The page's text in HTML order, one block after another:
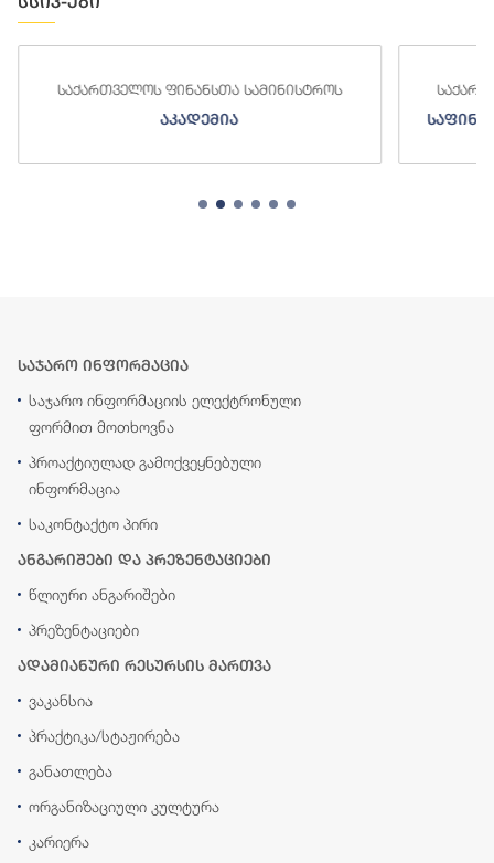
საქართველოს ფინანსთა სამინისტროს
აკადემია
საჯარო ინფორმაცია
საჯარო ინფორმაციის ელექტრონული
ფორმით მოთხოვნა
პროაქტიულად გამოქვეყნებული
ინფორმაცია
საკონტაქტო პირი
ანგარიშები და პრეზენტაციები
წლიური ანგარიშები
პრეზენტაციები
ადამიანური რესურსის მართვა
ვაკანსია
პრაქტიკა/სტაჟირება
განათლება
ორგანიზაციული კულტურა
კარიერა